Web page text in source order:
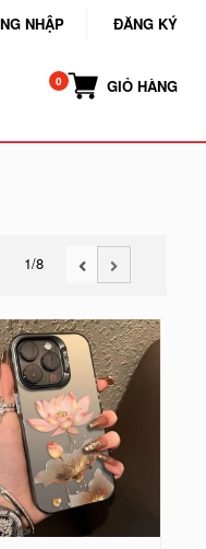
NHẬP ĐĂNG KÝ
GIỎ HÀNG
1/8